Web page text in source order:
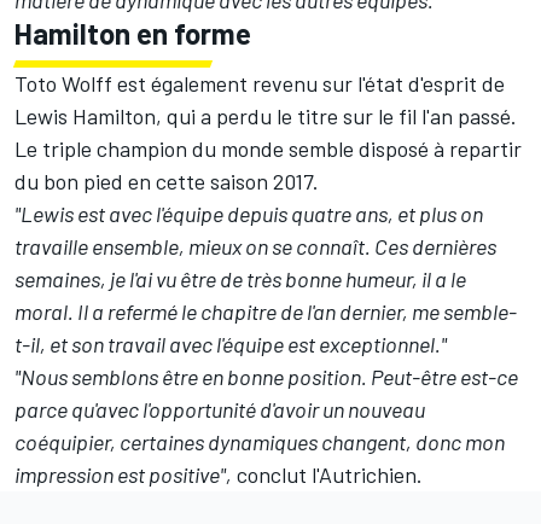
Hamilton en forme
Toto Wolff est également revenu sur l'état d'esprit de
Lewis Hamilton, qui a perdu le titre sur le fil l'an passé.
Le triple champion du monde semble disposé à repartir
du bon pied en cette saison 2017.
"Lewis est avec l'équipe depuis quatre ans, et plus on
travaille ensemble, mieux on se connaît. Ces dernières
semaines, je l'ai vu être de très bonne humeur, il a le
moral. Il a refermé le chapitre de l'an dernier, me semble-
t-il, et son travail avec l'équipe est exceptionnel."
"Nous semblons être en bonne position. Peut-être est-ce
parce qu'avec l'opportunité d'avoir un nouveau
coéquipier, certaines dynamiques changent, donc mon
impression est positive", conclut l'Autrichien.